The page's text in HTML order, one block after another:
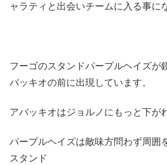
ャラティと出会いチームに入る事に
フーゴのスタンドパープルヘイズが
バッキオの前に出現しています。
アバッキオはジョルノにもっと下が
パープルヘイズは敵味方問わず周囲
スタンド